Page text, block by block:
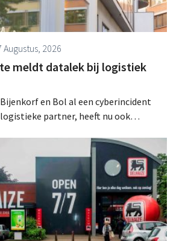
Augustus, 2026
meldt datalek bij logistiek
en Bol al een cyberincident
partner, heeft nu ook
gegevens, gebruikersnamen en
niet getroffen.